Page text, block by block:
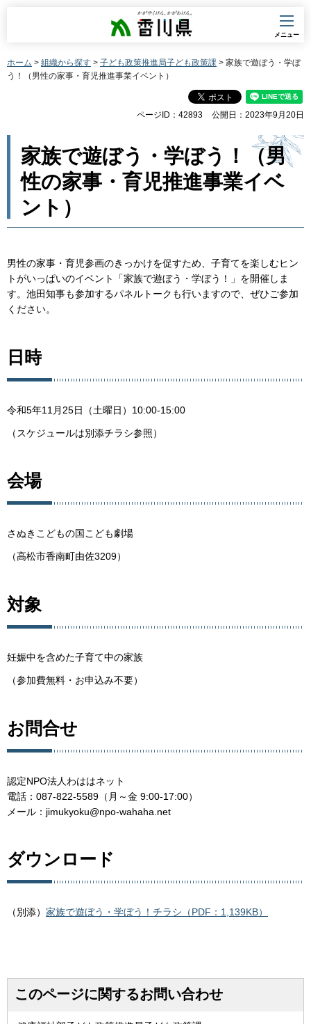
香川県
メニュー
ホーム > 組織から探す > 子ども政策推進局子ども政策課 > 家族で遊ぼう・学ぼ
う！（男性の家事・育児推進事業イベント）
ページID：42893 公開日：2023年9月20日
家族で遊ぼう・学ぼう！（男
性の家事・育児推進事業イベ
ント）
男性の家事・育児参画のきっかけを促すため、子育てを楽しむヒン
トがいっぱいのイベント「家族で遊ぼう・学ぼう！」を開催しま
す。池田知事も参加するパネルトークも行いますので、ぜひご参加
ください。
日時
令和5年11月25日（土曜日）10:00-15:00
（スケジュールは別添チラシ参照）
会場
さぬきこどもの国こども劇場
（高松市香南町由佐3209）
対象
妊娠中を含めた子育て中の家族
（参加費無料・お申込み不要）
お問合せ
認定NPO法人わははネット
電話：087-822-5589（月～金 9:00-17:00）
メール：jimukyoku@npo-wahaha.net
ダウンロード
（別添） 家族で遊ぼう・学ぼう！チラシ（PDF：1,139KB）
このページに関するお問い合わせ